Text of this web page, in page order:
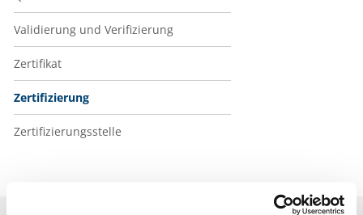
Validierung und Verifizierung
Zertifikat
Zertifizierung
Zertifizierungsstelle